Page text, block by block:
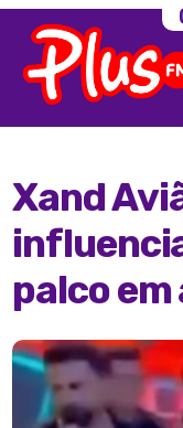
Xand
palco